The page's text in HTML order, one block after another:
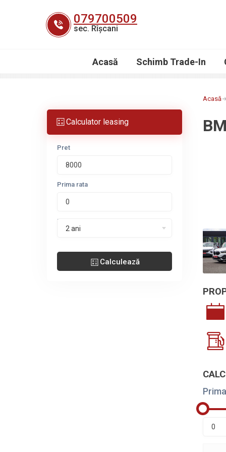
079700509
sec. Rîșcani
Acasă Schimb Trade-In
Calculator leasing
Pret
Prima rata
Perioada leasing
2 ani
Calculează
Acasă